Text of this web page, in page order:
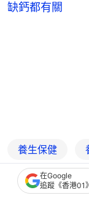
缺鈣都有關
養生保健
健康生活在Google
追蹤《香港01》